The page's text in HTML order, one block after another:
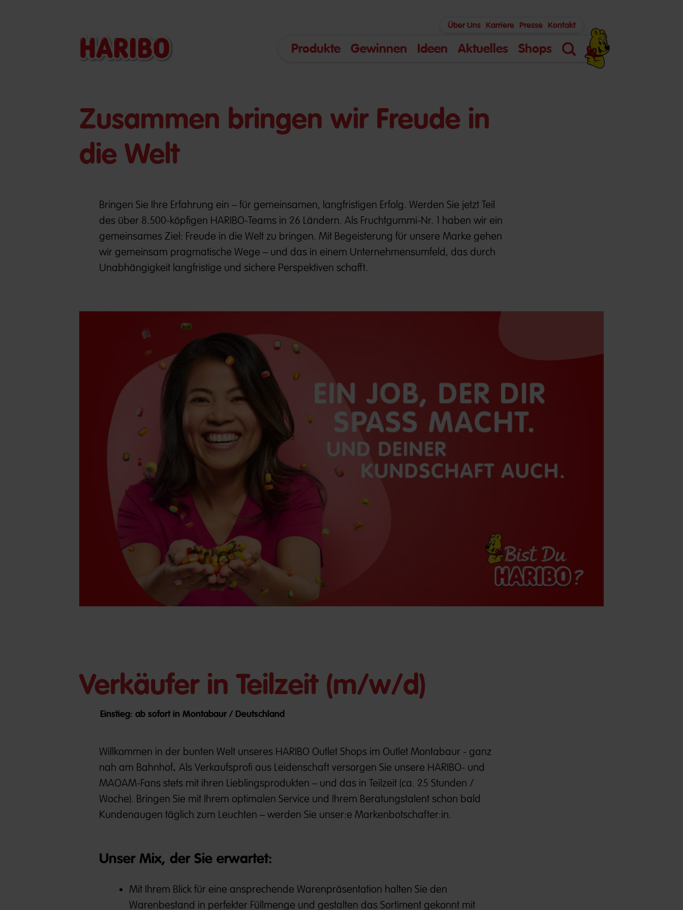
Produkte Gewinnen Ideen Aktuelles Shops
Suche
Über Uns Karriere Presse Kontakt
​​Zusammen bringen wir Freude in
die Welt
Bringen Sie Ihre Erfahrung ein – für gemeinsamen, langfristigen Erfolg. Werden Sie jetzt Teil
des über 8.500-köpfigen HARIBO-Teams in 26 Ländern. Als Fruchtgummi-Nr. 1 haben wir ein
gemeinsames Ziel: Freude in die Welt zu bringen. Mit Begeisterung für unsere Marke gehen
wir gemeinsam pragmatische Wege – und das in einem Unternehmensumfeld, das durch
Unabhängigkeit langfristige und sichere Perspektiven schafft.
Verkäufer in Teilzeit (m/w/d)
Einstieg: ab sofort in Montabaur / Deutschland
Willkommen in der bunten Welt unseres HARIBO Outlet Shops im Outlet Montabaur - ganz
nah am Bahnhof.Als Verkaufsprofi aus Leidenschaft versorgen Sie unsere HARIBO- und
MAOAM-Fans stets mit ihren Lieblingsprodukten – und das in Teilzeit (ca. 25 Stunden /
Woche). Bringen Sie mit Ihrem optimalen Service und Ihrem Beratungstalent schon bald
Kundenaugen täglich zum Leuchten – werden Sie unser:e Markenbotschafter:in.
Unser Mix, der Sie erwartet:
Mit Ihrem Blick für eine ansprechende Warenpräsentation halten Sie den
Warenbestand in perfekter Füllmenge und gestalten das Sortiment gekonnt mit